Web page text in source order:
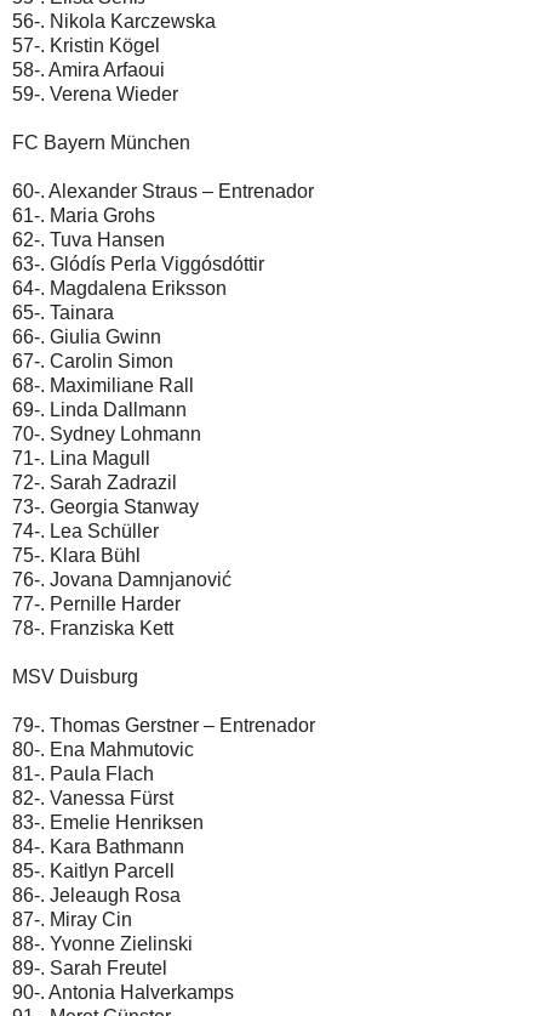
56-. Nikola Karczewska
57-. Kristin Kögel
58-. Amira Arfaoui
59-. Verena Wieder
FC Bayern München
60-. Alexander Straus – Entrenador
61-. Maria Grohs
62-. Tuva Hansen
63-. Glódís Perla Viggósdóttir
64-. Magdalena Eriksson
65-. Tainara
66-. Giulia Gwinn
67-. Carolin Simon
68-. Maximiliane Rall
69-. Linda Dallmann
70-. Sydney Lohmann
71-. Lina Magull
72-. Sarah Zadrazil
73-. Georgia Stanway
74-. Lea Schüller
75-. Klara Bühl
76-. Jovana Damnjanović
77-. Pernille Harder
78-. Franziska Kett
MSV Duisburg
79-. Thomas Gerstner – Entrenador
80-. Ena Mahmutovic
81-. Paula Flach
82-. Vanessa Fürst
83-. Emelie Henriksen
84-. Kara Bathmann
85-. Kaitlyn Parcell
86-. Jeleaugh Rosa
87-. Miray Cin
88-. Yvonne Zielinski
89-. Sarah Freutel
90-. Antonia Halverkamps